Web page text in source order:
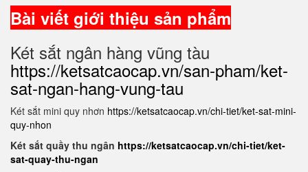
Bài viết giới thiệu sản phẩm
Két sắt ngân hàng vũng tàu
https://ketsatcaocap.vn/san-pham/ket-
sat-ngan-hang-vung-tau
Két sắt mini quy nhơn https://ketsatcaocap.vn/chi-tiet/ket-sat-mini-
quy-nhon
Két sắt quầy thu ngân https://ketsatcaocap.vn/chi-tiet/ket-
sat-quay-thu-ngan